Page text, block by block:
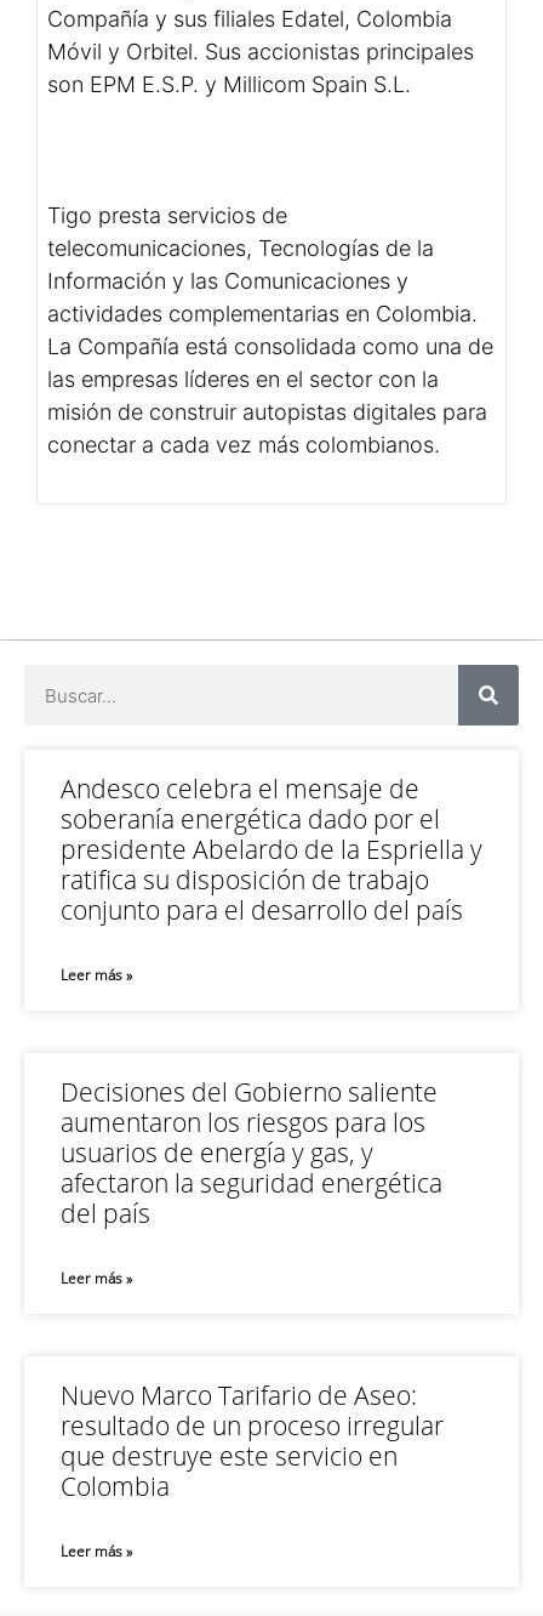
Compañía y sus filiales Edatel, Colombia
Móvil y Orbitel. Sus accionistas principales
son EPM E.S.P. y Millicom Spain S.L.
Tigo presta servicios de
telecomunicaciones, Tecnologías de la
Información y las Comunicaciones y
actividades complementarias en Colombia.
La Compañía está consolidada como una de
las empresas líderes en el sector con la
misión de construir autopistas digitales para
conectar a cada vez más colombianos.
Andesco celebra el mensaje de
soberanía energética dado por el
presidente Abelardo de la Espriella y
ratifica su disposición de trabajo
conjunto para el desarrollo del país
Leer más »
Decisiones del Gobierno saliente
aumentaron los riesgos para los
usuarios de energía y gas, y
afectaron la seguridad energética
del país
Leer más »
Nuevo Marco Tarifario de Aseo:
resultado de un proceso irregular
que destruye este servicio en
Colombia
Leer más »